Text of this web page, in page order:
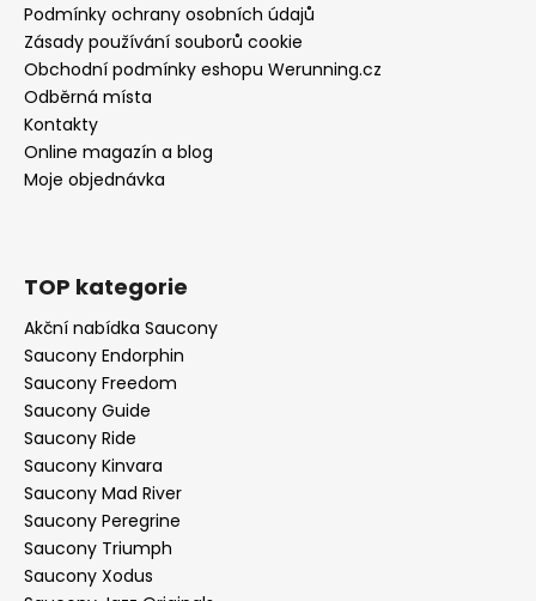
Podmínky ochrany osobních údajů
Zásady používání souborů cookie
Obchodní podmínky eshopu Werunning.cz
Odběrná místa
Kontakty
Online magazín a blog
Moje objednávka
TOP kategorie
Akční nabídka Saucony
Saucony Endorphin
Saucony Freedom
Saucony Guide
Saucony Ride
Saucony Kinvara
Saucony Mad River
Saucony Peregrine
Saucony Triumph
Saucony Xodus